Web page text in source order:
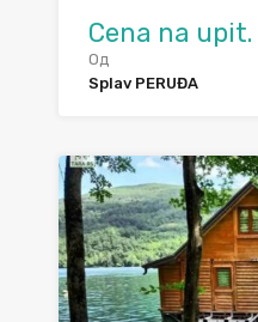
Cena na upit.
Од
Splav PERUĐA